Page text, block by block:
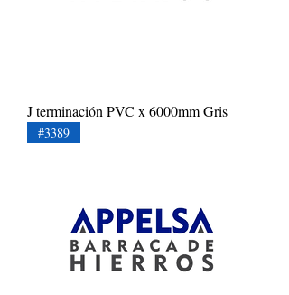
J terminación PVC x 6000mm Gris
#3389